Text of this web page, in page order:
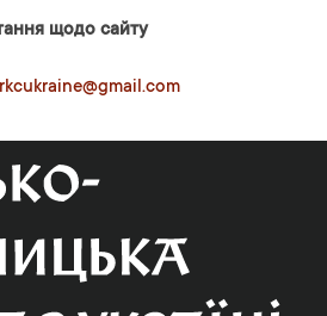
щодо сайту
rkcukraine@gmail.com